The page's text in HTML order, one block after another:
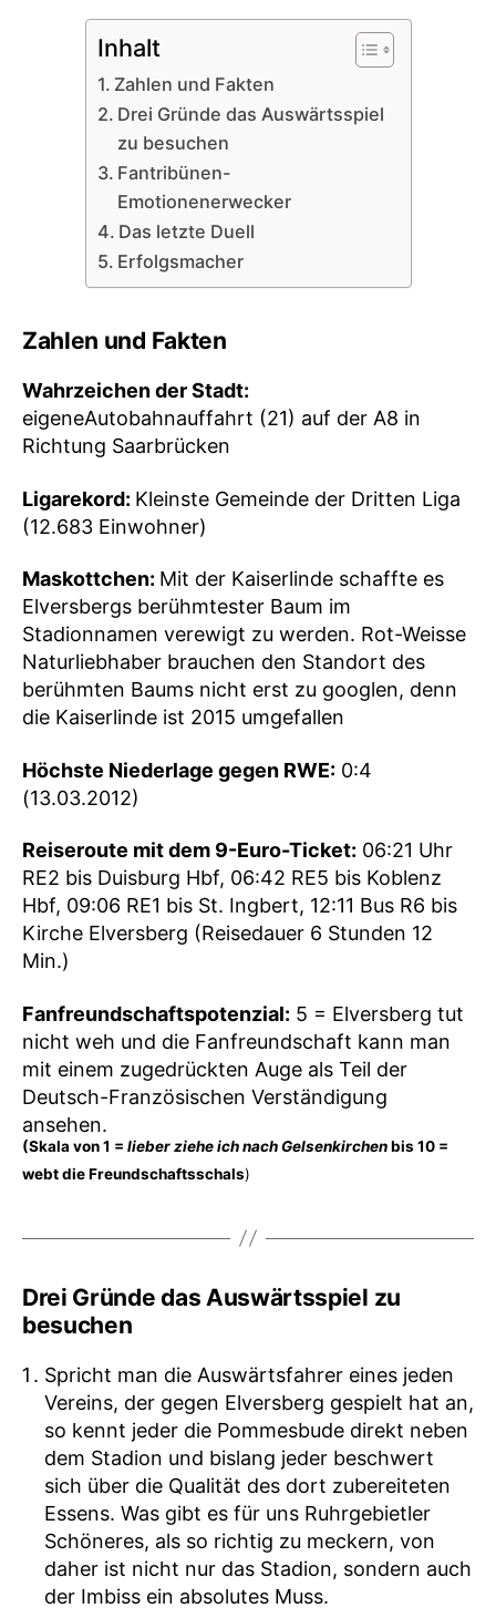
Inhalt
Zahlen und Fakten
Drei Gründe das Auswärtsspiel
zu besuchen
Fantribünen-
Emotionenerwecker
Das letzte Duell
Erfolgsmacher
Zahlen und Fakten
Wahrzeichen der Stadt:
eigeneAutobahnauffahrt (21) auf der A8 in
Richtung Saarbrücken
Ligarekord: Kleinste Gemeinde der Dritten Liga
(12.683 Einwohner)
Maskottchen: Mit der Kaiserlinde schaffte es
Elversbergs berühmtester Baum im
Stadionnamen verewigt zu werden. Rot-Weisse
Naturliebhaber brauchen den Standort des
berühmten Baums nicht erst zu googlen, denn
die Kaiserlinde ist 2015 umgefallen
Höchste Niederlage gegen RWE: 0:4
(13.03.2012)
Reiseroute mit dem 9-Euro-Ticket: 06:21 Uhr
RE2 bis Duisburg Hbf, 06:42 RE5 bis Koblenz
Hbf, 09:06 RE1 bis St. Ingbert, 12:11 Bus R6 bis
Kirche Elversberg (Reisedauer 6 Stunden 12
Min.)
Fanfreundschaftspotenzial: 5 = Elversberg tut
nicht weh und die Fanfreundschaft kann man
mit einem zugedrückten Auge als Teil der
Deutsch-Französischen Verständigung
ansehen.
(Skala von 1 = lieber ziehe ich nach Gelsenkirchenbis 10 =
webt die Freundschaftsschals)
Drei Gründe das Auswärtsspiel zu
besuchen
Spricht man die Auswärtsfahrer eines jeden
Vereins, der gegen Elversberg gespielt hat an,
so kennt jeder die Pommesbude direkt neben
dem Stadion und bislang jeder beschwert
sich über die Qualität des dort zubereiteten
Essens. Was gibt es für uns Ruhrgebietler
Schöneres, als so richtig zu meckern, von
daher ist nicht nur das Stadion, sondern auch
der Imbiss ein absolutes Muss.